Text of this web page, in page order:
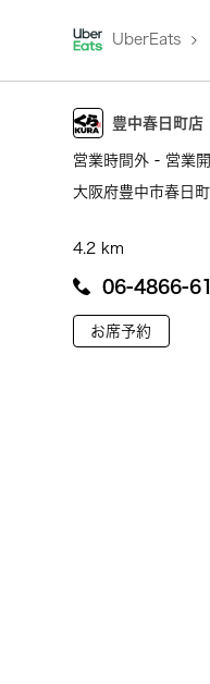
UberEats
豊中春日町店
営業時間外 - 営業
大阪府豊中市春日
4.2 km
06-4866-
お席予約